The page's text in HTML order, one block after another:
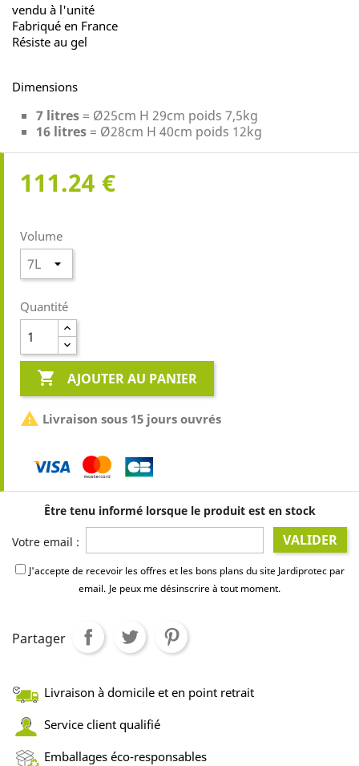
vendu à l'unité
Fabriqué en France
Résiste au gel
Dimensions
7 litres= Ø25cm H 29cm poids 7,5kg
16 litres= Ø28cm H 40cm poids 12kg
111.24 €
Volume
Quantité
 AJOUTER AU PANIER
 Livraison sous 15 jours ouvrés
Être tenu informé lorsque le produit est en stock
Votre email : VALIDER
J'accepte de recevoir les offres et les bons plans du site Jardiprotec par
email. Je peux me désinscrire à tout moment.
Partager
Livraison à domicile et en point retrait
Service client qualifié
Emballages éco-responsables